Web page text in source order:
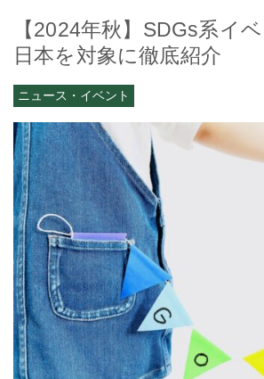
【2024年秋】SDGs系イ
日本を対象に徹底紹介
ニュース・イベント